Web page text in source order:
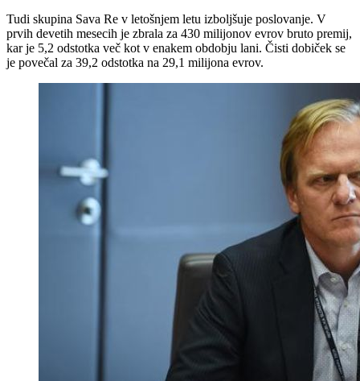
Tudi skupina Sava Re v letošnjem letu izboljšuje poslovanje. V
prvih devetih mesecih je zbrala za 430 milijonov evrov bruto premij,
kar je 5,2 odstotka več kot v enakem obdobju lani. Čisti dobiček se
je povečal za 39,2 odstotka na 29,1 milijona evrov.